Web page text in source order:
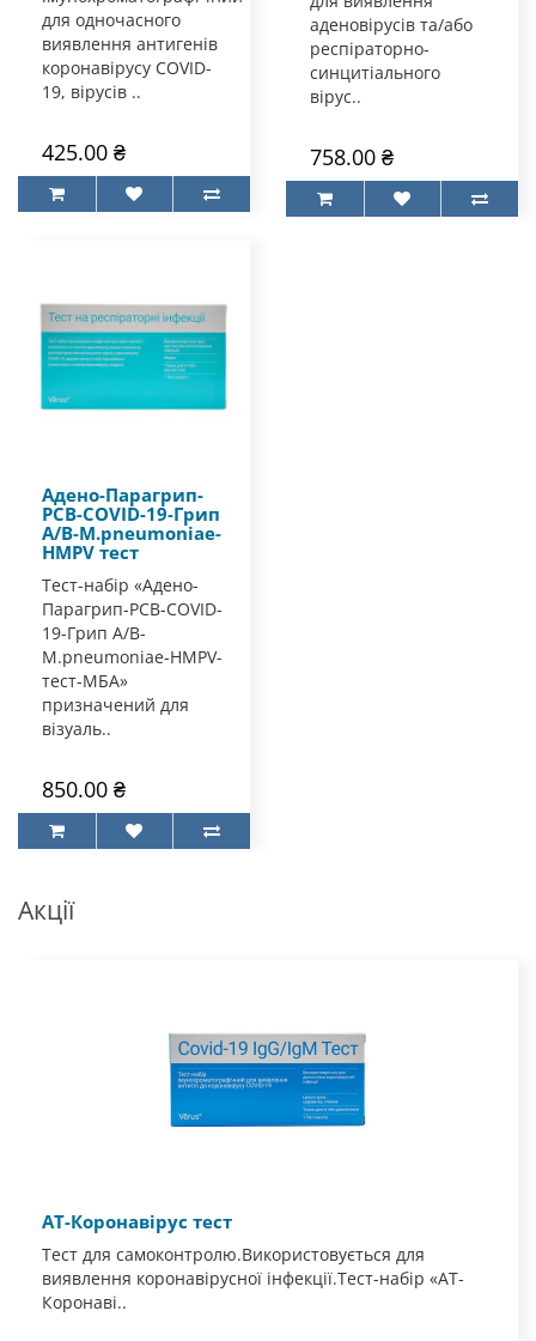
для одночасного
виявлення антигенів
коронавірусу COVID-
19, вірусів ..
425.00 ₴
аденовірусів та/або
респіраторно-
синцитіального
вірус..
758.00 ₴
Адено-Парагрип-
РСВ-COVID-19-Грип
А/В-M.pneumoniae-
HMPV тест
Тест-набір «Адено-
Парагрип-РСВ-COVID-
19-Грип А/В-
M.pneumoniae-HMPV-
тест-МБА»
призначений для
візуаль..
850.00 ₴
Акції
АТ-Коронавірус тест
Тест для самоконтролю.Використовується для
виявлення коронавірусної інфекції.Тест-набір «АТ-
Коронаві..